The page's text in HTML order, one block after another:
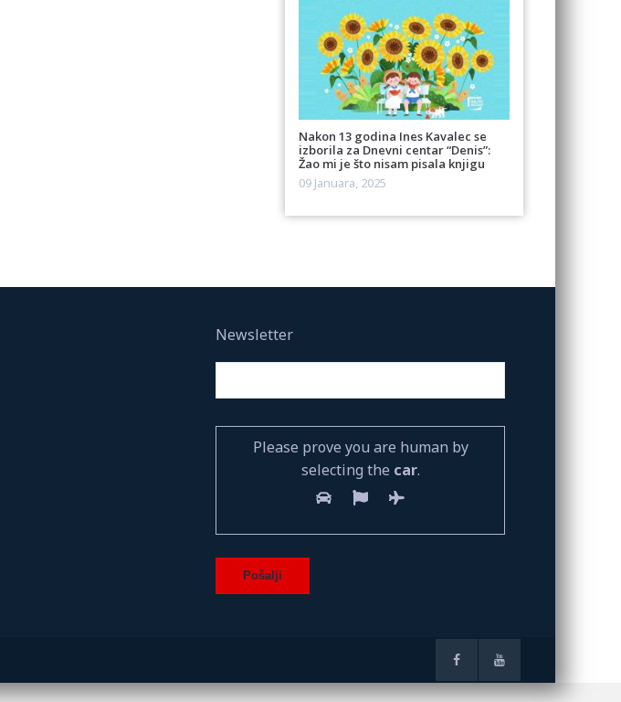
Nakon 13 godina Ines Kavalec se
izborila za Dnevni centar “Denis”:
Žao mi je što nisam pisala knjigu
09 Januara, 2025
Newsletter
Please prove you are human by
selecting the car.